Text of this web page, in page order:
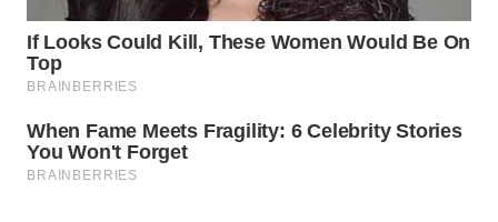
PLN
WATCH
MKLI
LPKKI